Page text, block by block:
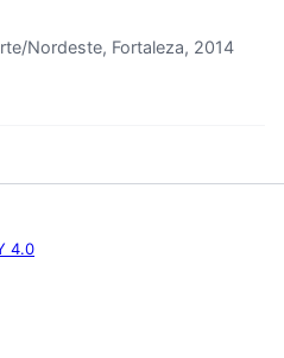
Nordeste, Fortaleza, 2014
4.0